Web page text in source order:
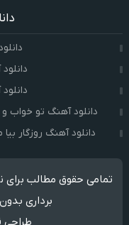
دانلود آهنگ تو خواب
دانلود آهنگ روزگار
تمامی حقوق مطالب
برداری